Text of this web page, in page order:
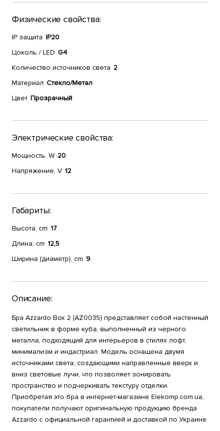
Физические свойства:
IP защита IP20
Цоколь / LED G4
Количество источников света 2
Материал Стекло/Метал
Цвет Прозрачный
Электрические свойства:
Мощность, W 20
Напряжение, V 12
Габариты:
Высота, cm 17
Длина, cm 12,5
Ширина (диаметр), cm 9
Описание:
Бра Azzardo Box 2 (AZ0035) представляет собой настенный
светильник в форме куба, выполненный из черного
металла, подходящий для интерьеров в стилях лофт,
минимализм и индастриал. Модель оснащена двумя
источниками света, создающими направленные вверх и
вниз световые лучи, что позволяет зонировать
пространство и подчеркивать текстуру отделки.
Приобретая это бра в интернет-магазине Elekomp.com.ua,
покупатели получают оригинальную продукцию бренда
Azzardo с официальной гарантией и доставкой по Украине